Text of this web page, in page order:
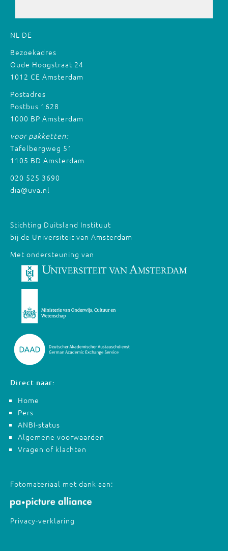
NL DE
Bezoekadres
Oude Hoogstraat 24
1012 CE Amsterdam
Postadres
Postbus 1628
1000 BP Amsterdam
voor pakketten:
Tafelbergweg 51
1105 BD Amsterdam
020 525 3690
dia@uva.nl
Stichting Duitsland Instituut
bij de Universiteit van Amsterdam
Met ondersteuning van
Direct naar:
Home
Pers
ANBI-status
Algemene voorwaarden
Vragen of klachten
Fotomateriaal met dank aan:
Privacy-verklaring